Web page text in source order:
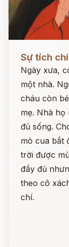
Sự tích
Ngày xưa,
một nhà.
cháu còn
mẹ. Nhà
đủ sống.
mò cua bắt
trời được
đầy đủ
theo cô
chí.